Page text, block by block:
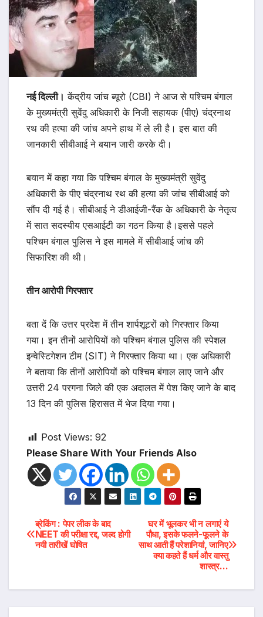
नई दिल्ली। केंद्रीय जांच ब्यूरो (CBI) ने आज से पश्चिम बंगाल
के मुख्यमंत्री सुवेंदु अधिकारी के निजी सहायक (पीए) चंद्रनाथ
रथ की हत्या की जांच अपने हाथ में ले ली है। इस बात की
जानकारी सीबीआई ने बयान जारी करके दी।
बयान में कहा गया कि पश्चिम बंगाल के मुख्यमंत्री सुवेंदु
अधिकारी के पीए चंद्रनाथ रथ की हत्या की जांच सीबीआई को
सौंप दी गई है। सीबीआई ने डीआईजी-रैंक के अधिकारी के नेतृत्व
में सात सदस्यीय एसआईटी का गठन किया है।इससे पहले
पश्चिम बंगाल पुलिस ने इस मामले में सीबीआई जांच की
सिफारिश की थी।
तीन आरोपी गिरफ्तार
बता दें कि उत्तर प्रदेश में तीन शार्पशूटरों को गिरफ्तार किया
गया। इन तीनों आरोपियों को पश्चिम बंगाल पुलिस की स्पेशल
इन्वेस्टिगेशन टीम (SIT) ने गिरफ्तार किया था। एक अधिकारी
ने बताया कि तीनों आरोपियों को पश्चिम बंगाल लाए जाने और
उत्तरी 24 परगना जिले की एक अदालत में पेश किए जाने के बाद
13 दिन की पुलिस हिरासत में भेज दिया गया।
Post Views: 92
Please Share With Your Friends Also
Post
navigation
घर में भूलकर भी न लगाएं ये
पौधा, इसके फलने-फूलने के
साथ आती हैं परेशानियां, जानिए
क्या कहते हैं धर्म और वास्तु
शास्त्र…
ब्रेकिंग : पेपर लीक के बाद
NEET की परीक्षा रद्द, जल्द होगी
नयी तारीखें घोषित